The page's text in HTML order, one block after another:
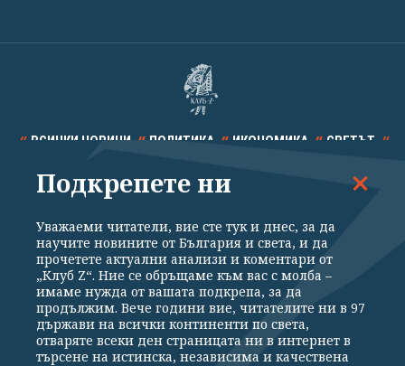
ВСИЧКИ НОВИНИ ПОЛИТИКА ИКОНОМИКА СВЕТЪТ
СПОРТ КУЛТУРА ТЕХНОЛОГИИ КАЛЕЙДОСКОП
Общи условия
Политика за поверителност
Реклама
Партньори Контакти
За Клуб Z
Подкрепете ни
Уважаеми читатели, вие сте тук и днес, за да
научите новините от България и света, и да
прочетете актуални анализи и коментари от
„Клуб Z“. Ние се обръщаме към вас с молба –
имаме нужда от вашата подкрепа, за да
продължим. Вече години вие, читателите ни в 97
държави на всички континенти по света,
отваряте всеки ден страницата ни в интернет в
търсене на истинска, независима и качествена